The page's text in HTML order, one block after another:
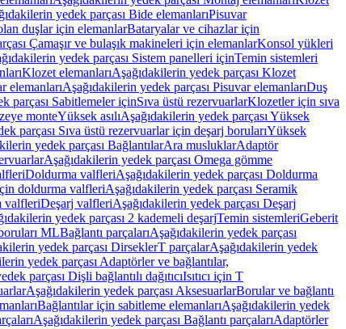
yedek parçası Bide elemanlarıPisuvar
duşlar için elemanlarBataryalar ve cihazlar için
Çamaşır ve bulaşık makineleri için elemanlarKonsol yükleri
yedek parçası Sistem panelleri içinTemin sistemleri
Klozet elemanlarıAşağıdakilerin yedek parçası Klozet
elemanlarıAşağıdakilerin yedek parçası Pisuvar elemanlarıDuş
parçası Sabitlemeler içinSıva üstü rezervuarlarKlozetler için sıva
monteYüksek asılıAşağıdakilerin yedek parçası Yüksek
parçası Sıva üstü rezervuarlar için deşarj borularıYüksek
yedek parçası BağlantılarAra musluklarAdaptör
Aşağıdakilerin yedek parçası Omega gömme
Doldurma valfleriAşağıdakilerin yedek parçası Doldurma
doldurma valfleriAşağıdakilerin yedek parçası Seramik
valfleriDeşarj valfleriAşağıdakilerin yedek parçası Deşarj
yedek parçası 2 kademeli deşarjTemin sistemleriGeberit
MLBağlantı parçalarıAşağıdakilerin yedek parçası
yedek parçası DirseklerT parçalarAşağıdakilerin yedek
yedek parçası Adaptörler ve bağlantılar,
parçası Dişli bağlantılı dağıtıcıIsıtıcı için T
Aşağıdakilerin yedek parçası AksesuarlarBorular ve bağlantı
Bağlantılar için sabitleme elemanlarıAşağıdakilerin yedek
Aşağıdakilerin yedek parçası Bağlantı parçalarıAdaptörler